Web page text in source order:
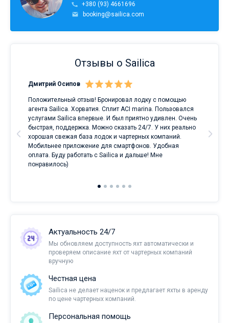
+380 (93) 4661696
booking@sailica.com
Отзывы о Sailica
Дмитрий Осипов
Положительный отзыв! Бронировал лодку с помощью
агента Sailica. Хорватия. Сплит ACI marina. Пользовался
услугами Sailica впервые. И был приятно удивлен. Очень
быстрая, поддержка. Можно сказать 24/7. У них реально
хорошая свежая база лодок и чартерных компаний.
Мобильнее приложение для смартфонов. Удобная
оплата. Буду работать с Sailica и дальше! Мне
понравилось)
Актуальность 24/7
Мы обновляем доступность яхт автоматически и
проверяем описание яхт от чартерных компаний
вручную
Честная цена
Sailica не делает наценок и предлагает яхты в аренду
по цене чартерных компаний.
Персональная помощь